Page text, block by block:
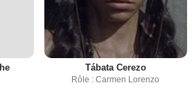
Tábata Cerezo
Rôle : Carmen Lorenzo